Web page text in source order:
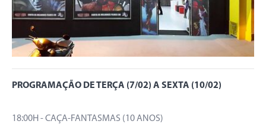
PROGRAMAÇÃO DE TERÇA (7/02) A SEXTA (10/02)
18:00H - CAÇA-FANTASMAS (10 ANOS)